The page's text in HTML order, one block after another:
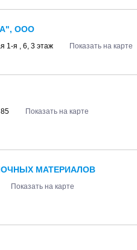
ООО
1-я , 6, 3 этаж
Показать на карте
Показать на карте
МАТЕРИАЛОВ
Показать на карте